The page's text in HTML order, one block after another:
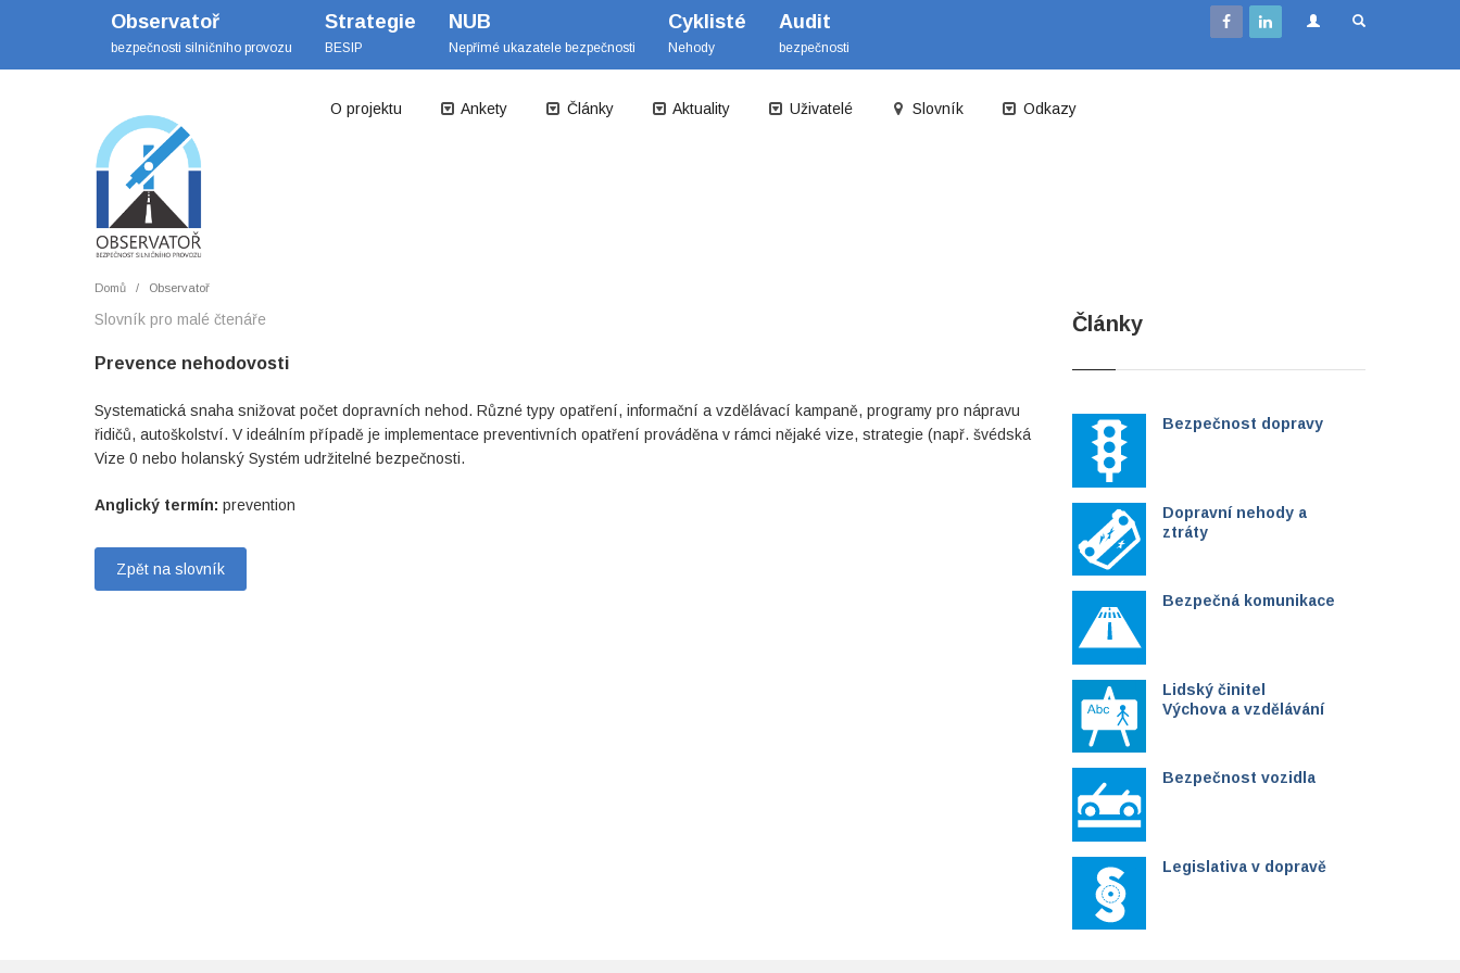
Observatoř
bezpečnosti silničního provozu
Strategie
BESIP
NUB
Nepřímé ukazatele bezpečnosti
Cyklisté
Nehody
Audit
bezpečnosti
O projektu Ankety Články Aktuality Uživatelé Slovník Odkazy
Domů Observatoř
Slovník pro malé čtenáře
Prevence nehodovosti
Systematická snaha snižovat počet dopravních nehod. Různé typy opatření, informační a vzdělávací kampaně, programy pro nápravu
řidičů, autoškolství. V ideálním případě je implementace preventivních opatření prováděna v rámci nějaké vize, strategie (např. švédská
Vize 0 nebo holanský Systém udržitelné bezpečnosti.
Anglický termín: prevention
Zpět na slovník
Články
Bezpečnost dopravy
Dopravní nehody a
ztráty
Bezpečná komunikace
Lidský činitel
Výchova a vzdělávání
Bezpečnost vozidla
Legislativa v dopravě